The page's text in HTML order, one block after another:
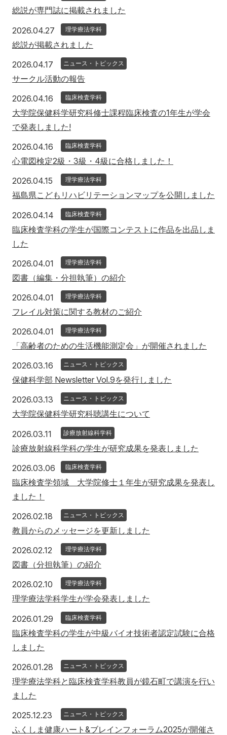
総説が専門誌に掲載されました
2026.04.27 2026年4月27日
理学療法学科
総説が掲載されました
2026.04.17 2026年4月17日
ニュース・トピックス
サークル活動の報告
2026.04.16 2026年4月16日
臨床検査学科
大学院保健科学研究科修士課程臨床検査の1年生が学会
で発表しました!
2026.04.16 2026年4月16日
臨床検査学科
心電図検定2級・3級・4級に合格しました！
2026.04.15 2026年4月15日
理学療法学科
福島県こどもリハビリテーションマップを公開しました
2026.04.14 2026年4月14日
臨床検査学科
臨床検査学科の学生が国際コンテストに作品を出品しま
した
2026.04.01 2026年4月1日
理学療法学科
図書（編集・分担執筆）の紹介
2026.04.01 2026年4月1日
理学療法学科
フレイル対策に関する教材のご紹介
2026.04.01 2026年4月1日
理学療法学科
「高齢者のための生活機能測定会」が開催されました
2026.03.16 2026年3月16日
ニュース・トピックス
保健科学部 Newsletter Vol.9を発行しました
2026.03.13 2026年3月13日
ニュース・トピックス
大学院保健科学研究科聴講生について
2026.03.11 2026年3月11日
診療放射線科学科
診療放射線科学科の学生が研究成果を発表しました
2026.03.06 2026年3月6日
臨床検査学科
臨床検査学領域 大学院修士１年生が研究成果を発表し
ました！
2026.02.18 2026年2月18日
ニュース・トピックス
教員からのメッセージを更新しました
2026.02.12 2026年2月12日
理学療法学科
図書（分担執筆）の紹介
2026.02.10 2026年2月10日
理学療法学科
理学療法学科学生が学会発表しました
2026.01.29 2026年1月29日
臨床検査学科
臨床検査学科の学生が中級バイオ技術者認定試験に合格
しました
2026.01.28 2026年1月28日
ニュース・トピックス
理学療法学科と臨床検査学科教員が鏡石町で講演を行い
ました
2025.12.23 2025年12月23日
ニュース・トピックス
ふくしま健康ハート&ブレインフォーラム2025が開催さ